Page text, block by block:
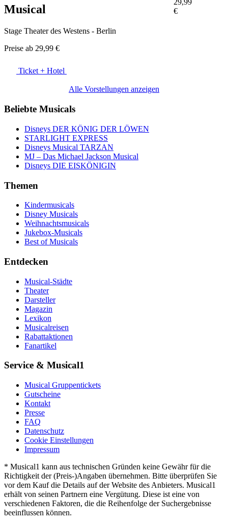
Musical
Stage Theater des Westens - Berlin
Preise ab 29,99 €
€
Ticket + Hotel
Alle Vorstellungen anzeigen
Beliebte Musicals
Disneys DER KÖNIG DER LÖWEN
STARLIGHT EXPRESS
Disneys Musical TARZAN
MJ – Das Michael Jackson Musical
Disneys DIE EISKÖNIGIN
Themen
Kindermusicals
Disney Musicals
Weihnachtsmusicals
Jukebox-Musicals
Best of Musicals
Entdecken
Musical-Städte
Theater
Darsteller
Magazin
Lexikon
Musicalreisen
Rabattaktionen
Fanartikel
Service & Musical1
Musical Gruppentickets
Gutscheine
Kontakt
Presse
FAQ
Datenschutz
Cookie Einstellungen
Impressum
* Musical1 kann aus technischen Gründen keine Gewähr für die
Richtigkeit der (Preis-)Angaben übernehmen. Bitte überprüfen Sie
vor dem Kauf die Details auf der Website des Anbieters. Musical1
erhält von seinen Partnern eine Vergütung. Diese ist eine von
verschiedenen Faktoren, die die Reihenfolge der Suchergebnisse
beeinflussen können.